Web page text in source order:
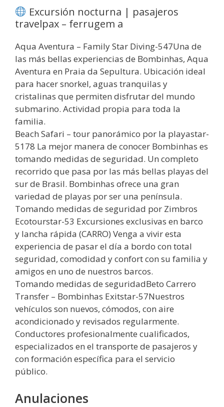
Excursión nocturna | pasajeros
travelpax – ferrugem a
Aqua Aventura – Family Star Diving-547Una de
las más bellas experiencias de Bombinhas, Aqua
Aventura en Praia da Sepultura. Ubicación ideal
para hacer snorkel, aguas tranquilas y
cristalinas que permiten disfrutar del mundo
submarino. Actividad propia para toda la
familia.
Beach Safari – tour panorámico por la playastar-
5178 La mejor manera de conocer Bombinhas es
tomando medidas de seguridad. Un completo
recorrido que pasa por las más bellas playas del
sur de Brasil. Bombinhas ofrece una gran
variedad de playas por ser una península.
Tomando medidas de seguridad por Zimbros
Ecotourstar-53 Excursiones exclusivas en barco
y lancha rápida (CARRO) Venga a vivir esta
experiencia de pasar el día a bordo con total
seguridad, comodidad y confort con su familia y
amigos en uno de nuestros barcos.
Tomando medidas de seguridadBeto Carrero
Transfer – Bombinhas Exitstar-57Nuestros
vehículos son nuevos, cómodos, con aire
acondicionado y revisados regularmente.
Conductores profesionalmente cualificados,
especializados en el transporte de pasajeros y
con formación específica para el servicio
público.
Anulaciones